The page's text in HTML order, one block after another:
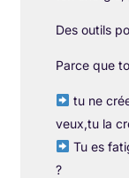
Des outils
Parce que
tu ne
veux,tu la
Tu es
?